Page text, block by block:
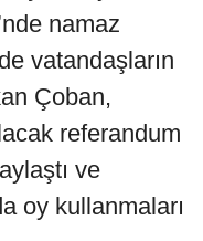
namaz
vatandaşların
Çoban,
referandum
ve
oy kullanmaları